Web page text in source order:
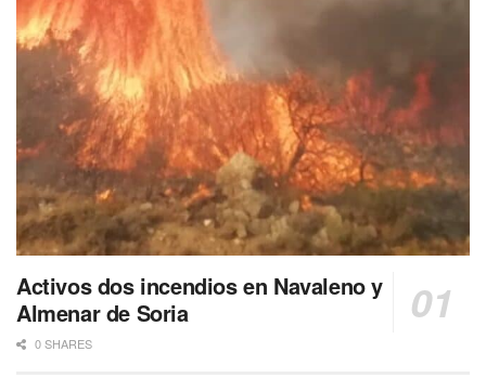
Activos dos incendios en Navaleno y
Almenar de Soria
0 SHARES